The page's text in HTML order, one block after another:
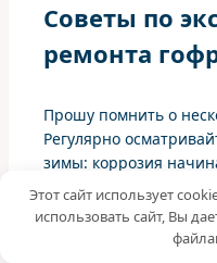
Советы по
ремонта
Прошу помнить о
Регулярно
зимы: коррозия
серьёзных ударов
участки выхлопа.
Если замечаете
Этот сайт использует
использовать сайт, Вы